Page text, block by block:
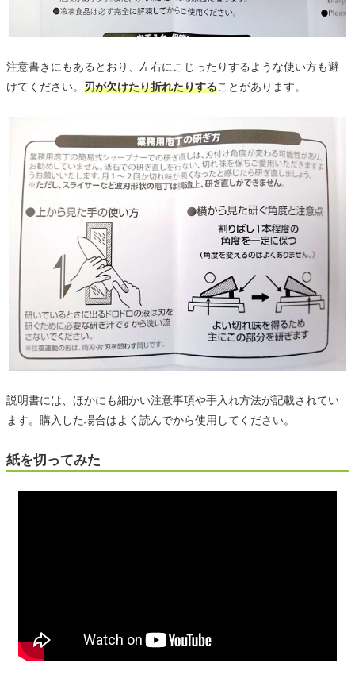
注意書きにもあるとおり、左右にこじったりするような使い方も避
けてください。 刃が欠けたり折れたりすることがあります。
説明書には、ほかにも細かい注意事項や手入れ方法が記載されてい
ます。購入した場合はよく読んでから使用してください。
紙を切ってみた